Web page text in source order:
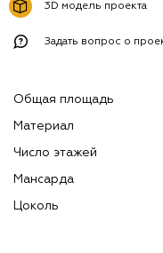
3D модель проекта
Задать вопрос о
Общая площадь
Материал
Число этажей
Мансарда
Цоколь